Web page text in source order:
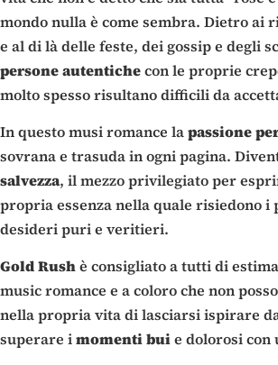
mondo nulla è come sembra. Dietro ai
e al di là delle feste, dei gossip e degli
personeautentichecon le proprie
molto spesso risultano difficili da
In questo musi romance lapassione
sovrana e trasuda in ogni pagina.
salvezza, il mezzo privilegiato per
propria essenza nella quale risiedono i
desideri puri e veritieri.
GoldRushè consigliato a tutti di
music romance e a coloro che non
nella propria vita di lasciarsi ispirare
superare imomentibuie dolorosi con